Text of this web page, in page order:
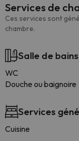
Services de
Ces services sont
chambre.
Salle de bains
WC
Douche ou baignoire
Services
Cuisine